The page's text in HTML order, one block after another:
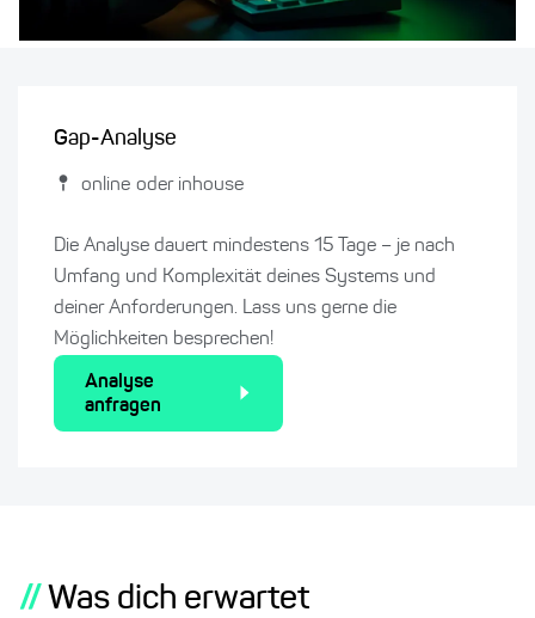
Gap-Analyse
online oder inhouse
Die Analyse dauert mindestens 15 Tage – je nach
Umfang und Komplexität deines Systems und
deiner Anforderungen. Lass uns gerne die
Möglichkeiten besprechen!
Analyse
anfragen
// Was dich erwartet